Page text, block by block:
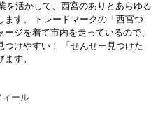
を活かして、西宮のありとあらゆる
ます。 トレードマークの「西宮つ
ジを着て市内を走っているので、
けやすい！ 「せんせー見つけた
す。
ィール